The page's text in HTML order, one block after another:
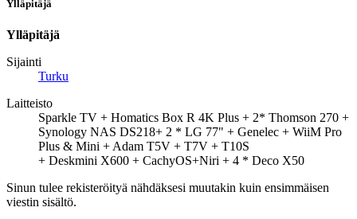
Ylläpitäjä
Ylläpitäjä
Sijainti
Turku
Laitteisto
Sparkle TV + Homatics Box R 4K Plus + 2* Thomson 270 +
Synology NAS DS218+ 2 * LG 77" + Genelec + WiiM Pro
Plus & Mini + Adam T5V + T7V + T10S
+ Deskmini X600 + CachyOS+Niri + 4 * Deco X50
Sinun tulee rekisteröityä nähdäksesi muutakin kuin ensimmäisen
viestin sisältö.